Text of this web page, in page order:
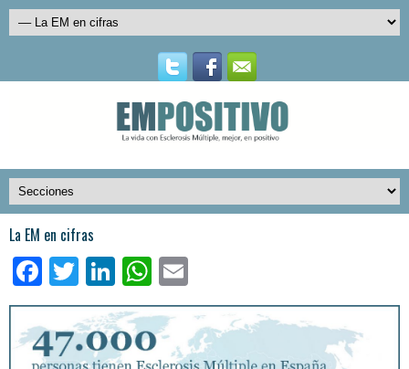
La EM en cifras
Facebook
TwitterLinkedIn
WhatsApp